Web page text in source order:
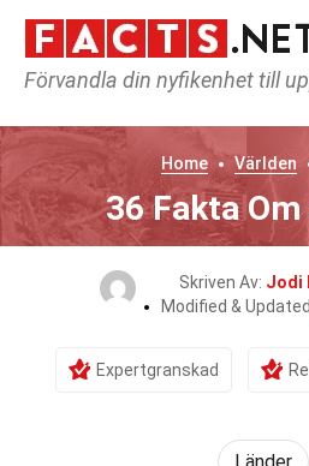
Förvandla din nyfikenhet till
Home Världen
36 Fakta
Skriven Av: Jodi
Modified &
Expertgranskad